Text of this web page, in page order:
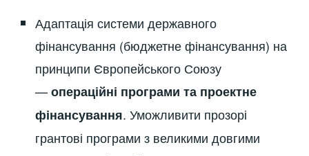
Адаптація системи державного
фінансування (бюджетне фінансування) на
принципи Європейського Союзу
—операційні програми та проектне
фінансування. Уможливити прозорі
грантові програми з великими довгими